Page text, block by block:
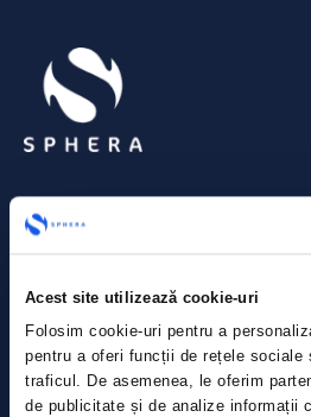
Acest site utilizează cookie-uri
Folosim cookie-uri pentru a
pentru a oferi funcții de rețele sociale
traficul. De asemenea, le oferim
de publicitate și de analize informații
Press releases
Privacy Policy